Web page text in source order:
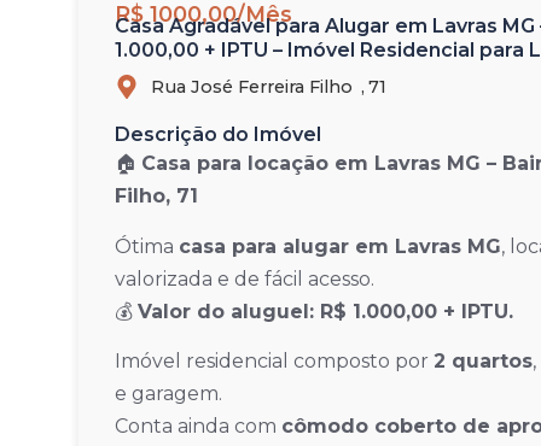
R$ 1000,00/Mês
Casa Agradável para Alugar em Lavras
1.000,00 + IPTU – Imóvel Residencial para
Rua José Ferreira Filho , 71
Descrição do Imóvel
🏠 Casa para locação em Lavras MG –
Filho, 71
Ótima casa para alugar em Lavras MG,
valorizada e de fácil acesso.
💰 Valor do aluguel: R$ 1.000,00 + IPTU.
Imóvel residencial composto por 2 quartos
e garagem.
Conta ainda com cômodo coberto de